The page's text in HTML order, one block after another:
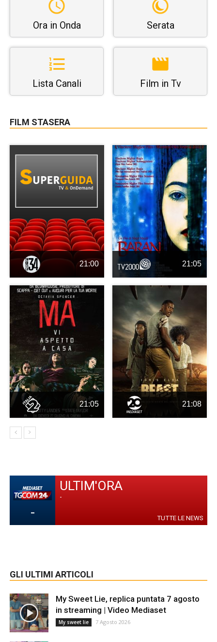
Ora in Onda Serata
Lista Canali Film in Tv
FILM STASERA
21:00 21:05
21:05 21:08
-
ULTIM'ORA
-
TUTTE LE NEWS
GLI ULTIMI ARTICOLI
My Sweet Lie, replica puntata 7 agosto
in streaming | Video Mediaset
My sweet lie 7 Agosto 2026